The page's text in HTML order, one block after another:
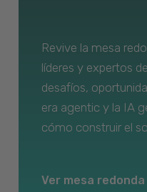
Revive la mesa
líderes y expertos
desafíos,
era agentic y la IA
cómo construir el
Ver mesa redonda